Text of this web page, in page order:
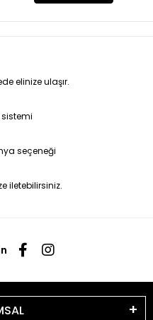
elinize ulaşır.
seçeneği
iletebilirsiniz.